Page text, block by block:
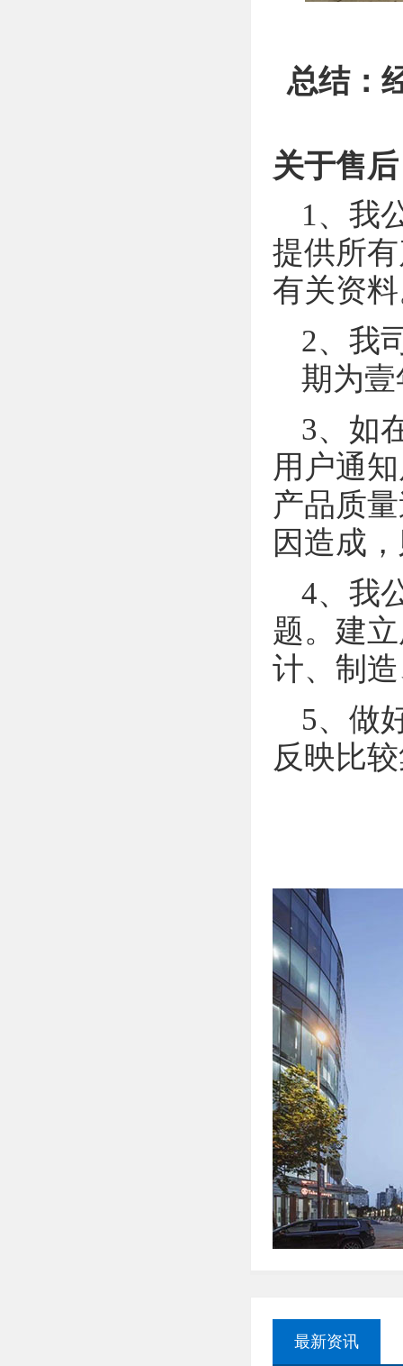
总结：
关于售
1、我
提供所
有关资
2、我
期为
3、如
用户通
产品质
因造成
4、我
题。建
计、制
5、做
反映比
最新资讯